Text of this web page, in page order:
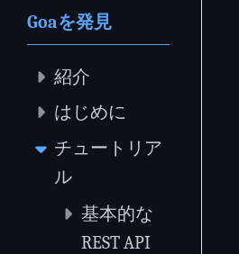
Goaを発見
紹介
はじめに
チュートリア
ル
基本的な
REST API